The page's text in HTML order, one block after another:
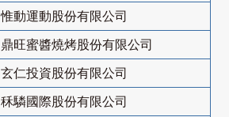
惟動運動股份有限公司
鼎旺蜜醬燒烤股份有限公司
玄仁投資股份有限公司
秝驎國際股份有限公司